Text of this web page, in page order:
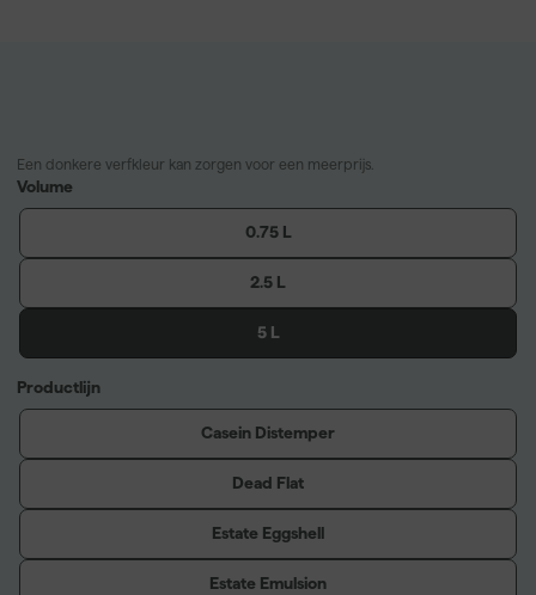
Een donkere verfkleur kan zorgen voor een meerprijs.
Volume
0.75 L
2.5 L
5 L
Productlijn
Casein Distemper
Dead Flat
Estate Eggshell
Estate Emulsion